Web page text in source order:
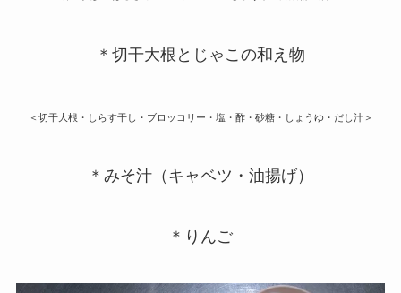
＊切干大根とじゃこの和え物
＜切干大根・しらす干し・ブロッコリー・塩・酢・砂糖・しょうゆ・だし汁＞
＊みそ汁（キャベツ・油揚げ）
＊りんご